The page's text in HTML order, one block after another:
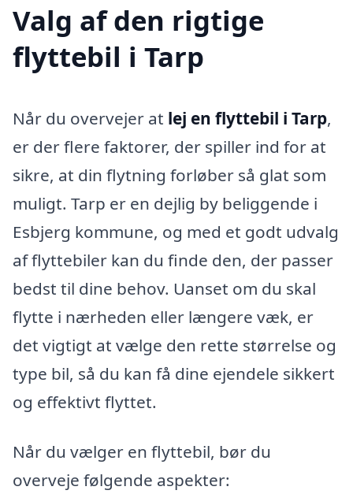
Valg af den rigtige
flyttebil i Tarp
Når du overvejer at lej en flyttebil i Tarp,
er der flere faktorer, der spiller ind for at
sikre, at din flytning forløber så glat som
muligt. Tarp er en dejlig by beliggende i
Esbjerg kommune, og med et godt udvalg
af flyttebiler kan du finde den, der passer
bedst til dine behov. Uanset om du skal
flytte i nærheden eller længere væk, er
det vigtigt at vælge den rette størrelse og
type bil, så du kan få dine ejendele sikkert
og effektivt flyttet.
Når du vælger en flyttebil, bør du
overveje følgende aspekter: